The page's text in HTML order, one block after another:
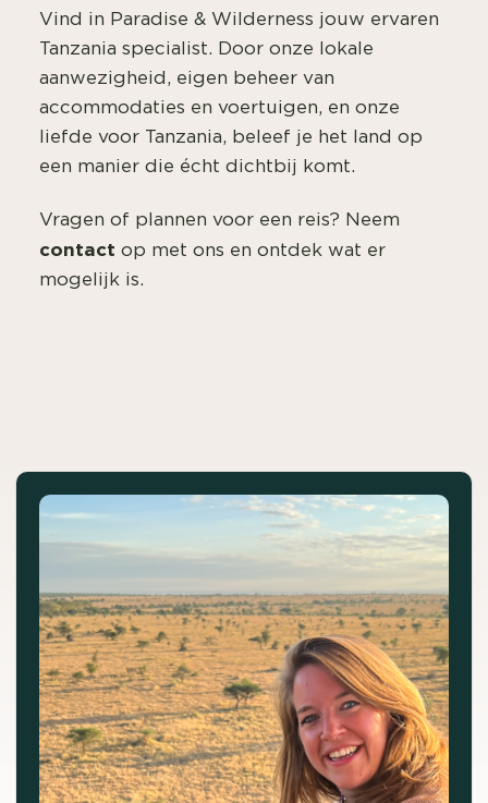
Vind in Paradise & Wilderness jouw ervaren
Tanzania specialist. Door onze lokale
aanwezigheid, eigen beheer van
accommodaties en voertuigen, en onze
liefde voor Tanzania, beleef je het land op
een manier die écht dichtbij komt.
Vragen of plannen voor een reis? Neem
contact op met ons en ontdek wat er
mogelijk is.